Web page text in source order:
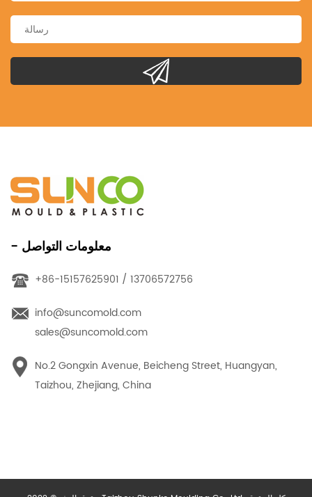
- معلومات التواصل
+86-15157625901 / 13706572756
info@suncomold.com
sales@suncomold.com
No.2 Gongxin Avenue, Beicheng Street, Huangyan,
Taizhou, Zhejiang, China